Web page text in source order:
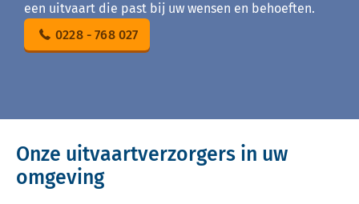
een uitvaart die past bij uw wensen en behoeften.
0228 - 768 027
Onze uitvaartverzorgers in uw
omgeving